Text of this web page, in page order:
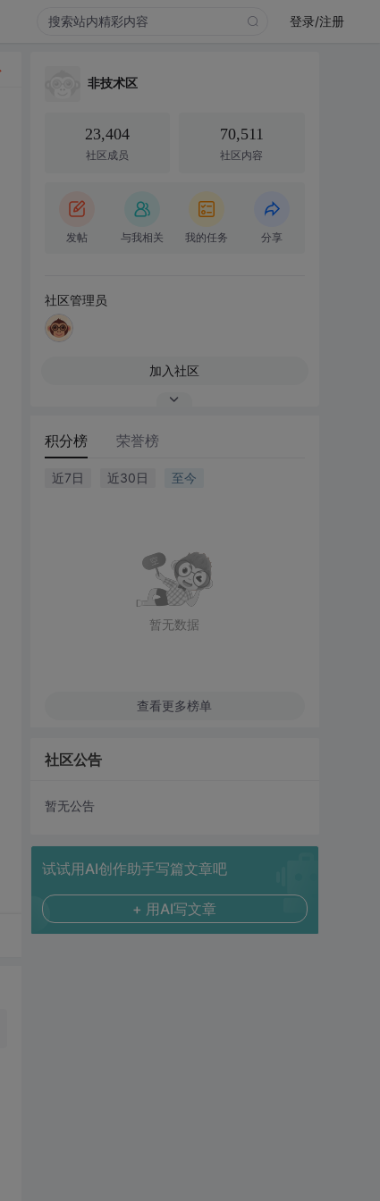
登录/注册
非技术区
23,404
社区成员
70,511
社区内容
发帖 与我相关 我的任务 分享
社区管理员
加入社区
积分榜 荣誉榜
近7日 近30日 至今
暂无数据
查看更多榜单
社区公告
暂无公告
试试用AI创作助手写篇文章吧
+ 用AI写文章